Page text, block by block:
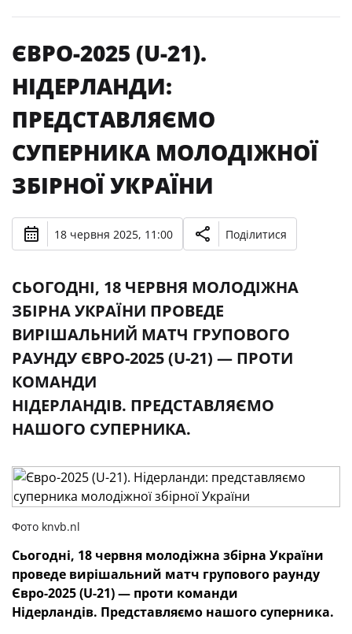
ЄВРО-2025 (U-21).
НІДЕРЛАНДИ:
ПРЕДСТАВЛЯЄМО
СУПЕРНИКА МОЛОДІЖНОЇ
ЗБІРНОЇ УКРАЇНИ
18 червня 2025, 11:00 Поділитися
СЬОГОДНІ, 18 ЧЕРВНЯ МОЛОДІЖНА
ЗБІРНА УКРАЇНИ ПРОВЕДЕ
ВИРІШАЛЬНИЙ МАТЧ ГРУПОВОГО
РАУНДУ ЄВРО-2025 (U-21) — ПРОТИ
КОМАНДИ
НІДЕРЛАНДІВ. ПРЕДСТАВЛЯЄМО
НАШОГО СУПЕРНИКА.
Фото knvb.nl
Сьогодні, 18 червня молодіжна збірна України
проведе вирішальний матч групового раунду
Євро-2025 (U-21) — проти команди
Нідерландів. Представляємо нашого суперника.